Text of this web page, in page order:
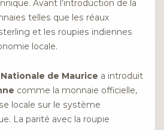
Avant l’introduction de la
telles que les réaux
et les roupies indiennes
locale.
de Maurice a introduit
comme la monnaie officielle,
locale sur le système
La parité avec la roupie